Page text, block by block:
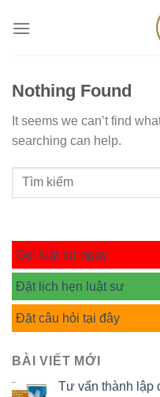
Nothing Found
It seems we can’t find
searching can help.
Gọi luật sư ngay
Đặt lịch hẹn luật sư
Đặt câu hỏi tại đây
BÀI VIẾT MỚI
Tư vấn thành lập